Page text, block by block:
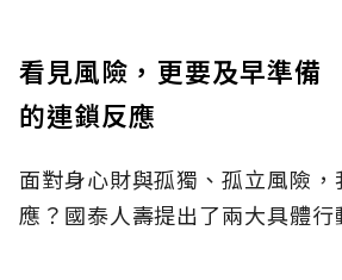
看見風險，更要及早準
的連鎖反應
面對身心財與孤獨、孤立風險
應？國泰人壽提出了兩大具體行